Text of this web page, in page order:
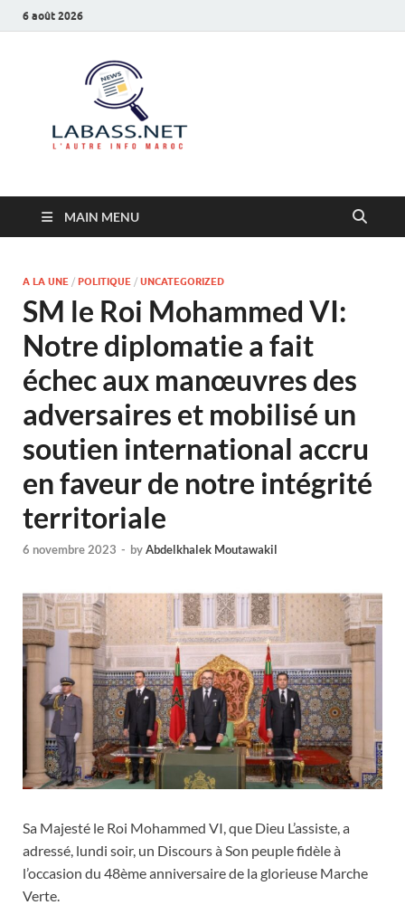
6 août 2026
MAIN MENU
A LA UNE / POLITIQUE / UNCATEGORIZED
SM le Roi Mohammed VI:
Notre diplomatie a fait
échec aux manœuvres des
adversaires et mobilisé un
soutien international accru
en faveur de notre intégrité
territoriale
6 novembre 2023 - byAbdelkhalek Moutawakil
Sa Majesté le Roi Mohammed VI, que Dieu L’assiste, a
adressé, lundi soir, un Discours à Son peuple fidèle à
l’occasion du 48ème anniversaire de la glorieuse Marche
Verte.